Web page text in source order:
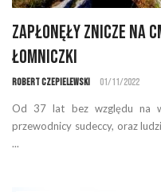
Zapłonęły znicze na
Łomniczki
Robert Czepielewski 01/11/2022
Od 37 lat bez względu na
przewodnicy sudeccy, oraz
...